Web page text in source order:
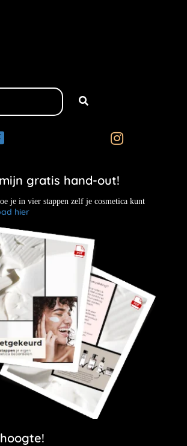
gratis hand-out!
je in vier stappen zelf je cosmetica kunt
hier